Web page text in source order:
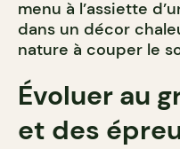
menu à l’assiette
dans un décor
nature à couper le
Évoluer au
et des